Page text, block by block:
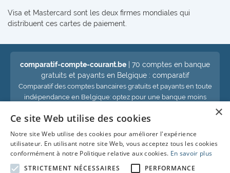
Visa et Mastercard sont les deux firmes mondiales qui
distribuent ces cartes de paiement.
comparatif-compte-courant.be | 70 comptes en banque
gratuits et payants en Belgique : comparatif
Comparatif des comptes bancaires gratuits et payants en toute
indépendance en Belgique: optez pour une banque moins
Voir aussi :
×
Ce site Web utilise des cookies
Notre site Web utilise des cookies pour améliorer l'expérience
utilisateur. En utilisant notre site Web, vous acceptez tous les cookies
conformément à notre Politique relative aux cookies. En savoir plus
STRICTEMENT NÉCESSAIRES
PERFORMANCE